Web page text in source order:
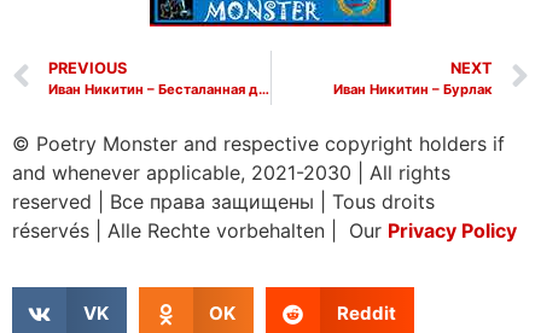
PREVIOUS
Иван Никитин – Бесталанная доля
NEXT
Иван Никитин – Бурлак
© Poetry Monster and respective copyright holders if
and whenever applicable, 2021-2030
All rights
reserved
Все права защищены
Tous droits
réservés
Alle Rechte vorbehalten | Our Privacy Policy
VK OK Reddit